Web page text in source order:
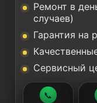
Ремонт в
случаев)
Гарантия на
Сервисный
📞